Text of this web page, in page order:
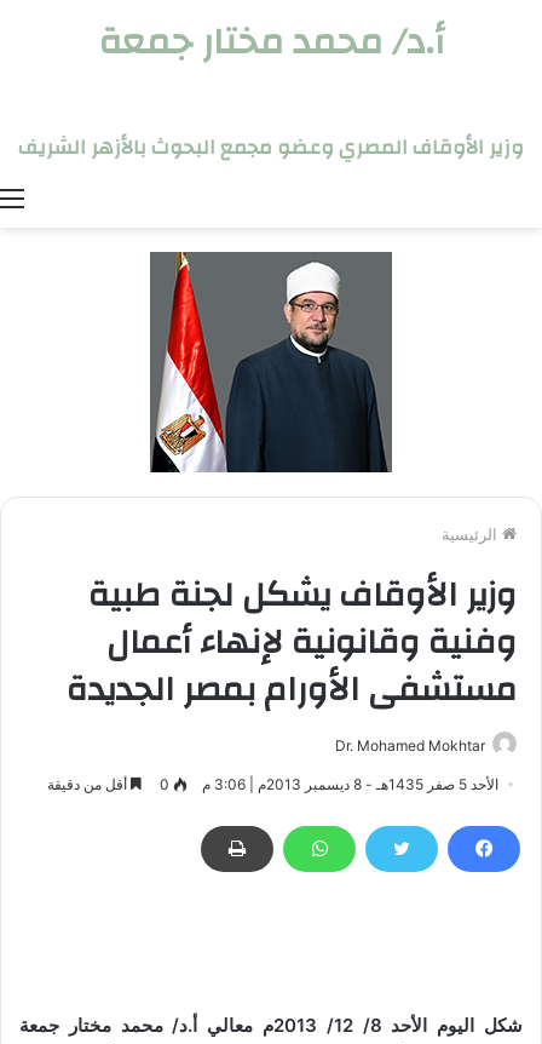
أ.د/ محمد مختار جمعة
وزير الأوقاف المصري وعضو مجمع البحوث بالأزهر الشريف
الرئيسية
وزير الأوقاف يشكل لجنة طبية
وفنية وقانونية لإنهاء أعمال
مستشفى الأورام بمصر الجديدة
Dr. Mohamed Mokhtar
الأحد 5 صفر 1435هـ - 8 ديسمبر 2013م | 3:06 م 0 أقل من دقيقة
شكل اليوم الأحد 8/ 12/ 2013م معالي أ.د/ محمد مختار جمعة